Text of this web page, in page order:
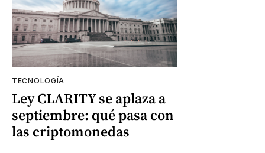
TECNOLOGÍA
Ley CLARITY se aplaza a
septiembre: qué pasa con
las criptomonedas